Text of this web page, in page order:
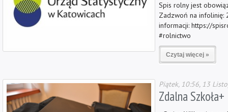
Spis rolny jest
Zadzwoń na
informacji: https://
#rolnictwo
Czytaj więcej »
Piątek, 10:56, 13
Zdalna Szkoła+